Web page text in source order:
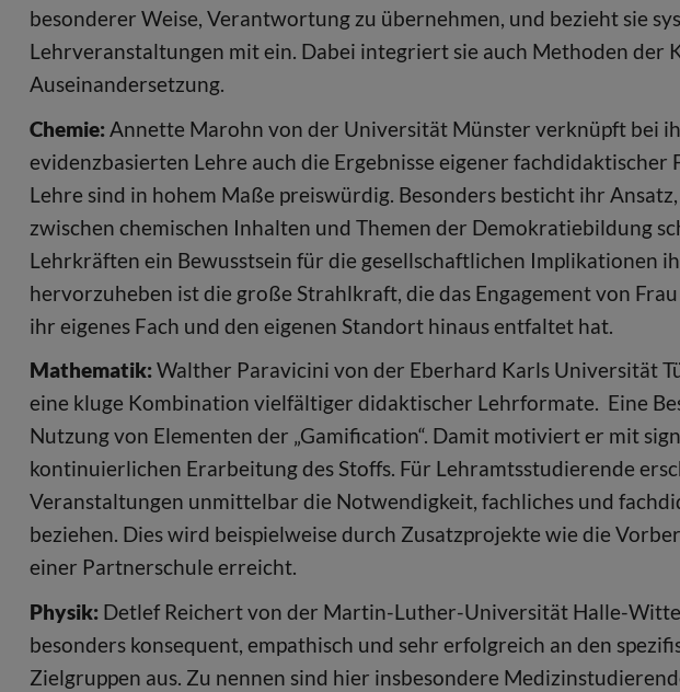
besonderer Weise, Verantwortung zu übernehmen, und bezieht sie
Lehrveranstaltungen mit ein. Dabei integriert sie auch Methoden der
Auseinandersetzung.
Chemie: Annette Marohn von der Universität Münster verknüpft bei
evidenzbasierten Lehre auch die Ergebnisse eigener fachdidaktischer
Lehre sind in hohem Maße preiswürdig. Besonders besticht ihr
zwischen chemischen Inhalten und Themen der Demokratiebildung
Lehrkräften ein Bewusstsein für die gesellschaftlichen Implikationen
hervorzuheben ist die große Strahlkraft, die das Engagement von
ihr eigenes Fach und den eigenen Standort hinaus entfaltet hat.
Mathematik:Walther Paravicini von der Eberhard Karls Universität
eine kluge Kombination vielfältiger didaktischer Lehrformate. Eine
Nutzung von Elementen der „Gamification“. Damit motiviert er mit
kontinuierlichen Erarbeitung des Stoffs. Für Lehramtsstudierende
Veranstaltungen unmittelbar die Notwendigkeit, fachliches und
beziehen. Dies wird beispielweise durch Zusatzprojekte wie die
einer Partnerschule erreicht.
Physik: Detlef Reichert von der Martin-Luther-Universität Halle-
besonders konsequent, empathisch und sehr erfolgreich an den
Zielgruppen aus. Zu nennen sind hier insbesondere